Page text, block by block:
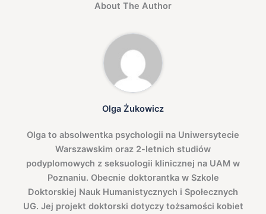
About The Author
Olga Żukowicz
Olga to absolwentka psychologii na Uniwersytecie
Warszawskim oraz 2-letnich studiów
podyplomowych z seksuologii klinicznej na UAM w
Poznaniu. Obecnie doktorantka w Szkole
Doktorskiej Nauk Humanistycznych i Społecznych
UG. Jej projekt doktorski dotyczy tożsamości kobiet